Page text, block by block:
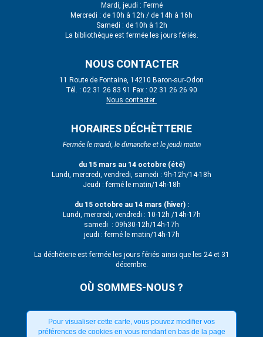
Mardi, jeudi : Fermé
Mercredi : de 10h à 12h / de 14h à 16h
Samedi : de 10h à 12h
La bibliothèque est fermée les jours fériés.
NOUS CONTACTER
11 Route de Fontaine, 14210 Baron-sur-Odon
Tél. : 02 31 26 83 91 Fax : 02 31 26 26 90
Nous contacter
HORAIRES DÉCHÈTTERIE
Fermée le mardi, le dimanche et le jeudi matin
du 15 mars au 14 octobre (été)
Lundi, mercredi, vendredi, samedi : 9h-12h/14-18h
Jeudi : fermé le matin/14h-18h
du 15 octobre au 14 mars (hiver) :
Lundi, mercredi, vendredi : 10-12h /14h-17h
samedi : 09h30-12h/14h-17h
jeudi : fermé le matin/14h-17h
La déchèterie est fermée les jours fériés ainsi que les 24 et 31
décembre.
OÙ SOMMES-NOUS ?
Pour visualiser cette carte, vous pouvez modifier vos
préférences de cookies en vous rendant en bas de la page